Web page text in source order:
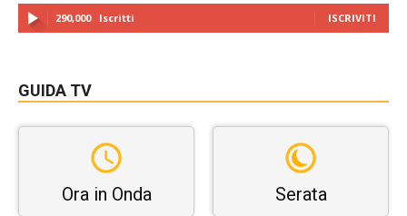
290,000 Iscritti ISCRIVITI
GUIDA TV
Ora in Onda Serata